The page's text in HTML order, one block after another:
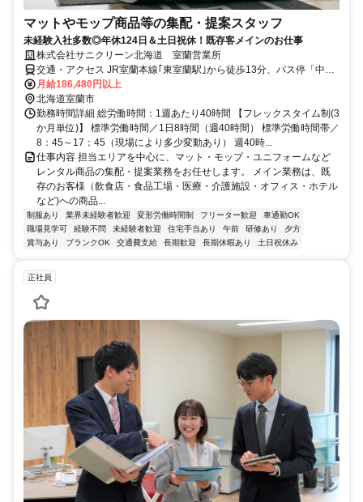
マットやモップ商品等の集配・提案スタッフ
未経験入社多数◎年休124日＆土日祝休！既存客メインのお仕事
株式会社サニクリーン北海道 室蘭営業所
交通・アクセス JR室蘭本線｢東室蘭駅｣から徒歩13分、バス停「中島
新町」から徒歩1分 ◎車通勤OK
月給186,480円以上
北海道室蘭市
勤務時間詳細 総労働時間：1週あたり40時間 【フレックスタイム制(3
か月単位)】 標準労働時間／1日8時間（週40時間） 標準労働時間帯／
8：45～17：45（現場により多少変動あり） 週40時...
仕事内容 担当エリアを中心に、マット・モップ・ユニフォームなど
レンタル商品の集配・提案業務をお任せします。 メイン業務は、既
存のお客様（飲食店・食品工場・医療・介護施設・オフィス・ホテル
など)への商品...
制服あり 業界未経験者歓迎 変形労働時間制 フリーター歓迎
車通勤OK
職場見学可
経験不問 未経験者歓迎 住宅手当あり 午前 研修あり
夕方
賞与あり
ブランクOK 交通費支給 長期歓迎 長期休暇あり 土日祝休み
正社員